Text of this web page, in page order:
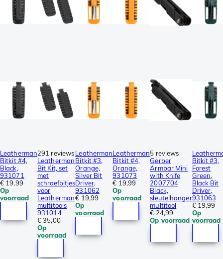
Leatherman
Bitkit #4,
Black,
931071
€ 19,99
Op
voorraad
291 reviews
Leatherman
Bit Kit, set
met
schroefbitjes
voor
Leatherman
multitools
931014
€ 35,00
Op
voorraad
Leatherman
Bitkit #3,
Orange,
Silver Bit
Driver,
931062
€ 19,99
Op
voorraad
Leatherman
Bitkit #4,
Orange,
931073
€ 19,99
Op
voorraad
5 reviews
Gerber
Armbar Mini
with Knife
2007704
Black,
sleutelhanger
multitool
€ 24,99
Op voorraad
Bitkit #3,
Forest
Green,
Black Bit
Driver,
931063
€ 19,99
Op
voorraad